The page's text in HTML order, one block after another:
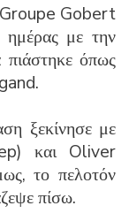
Gobert
με την
όπως
ξεκίνησε με
και Oliver
το πελοτόν
πίσω.